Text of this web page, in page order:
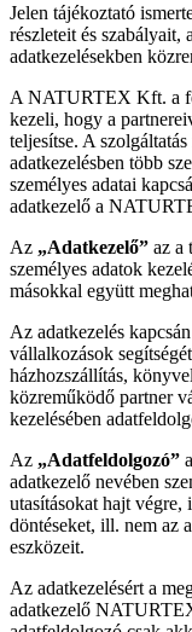
Jelen tájékoztató
részleteit és szabályait,
adatkezelésekben
A NATURTEX Kft. a
kezeli, hogy a
teljesítse. A
adatkezelésben több
személyes adatai
adatkezelő a
Az „Adatkezelő” az a
személyes adatok
másokkal együtt
Az adatkezelés
vállalkozások
házhozszállítás,
közreműködő partner
kezelésében
Az „Adatfeldolgozó”
adatkezelő nevében
utasításokat hajt végre,
döntéseket, ill. nem az
eszközeit.
Az adatkezelésért a
adatkezelő